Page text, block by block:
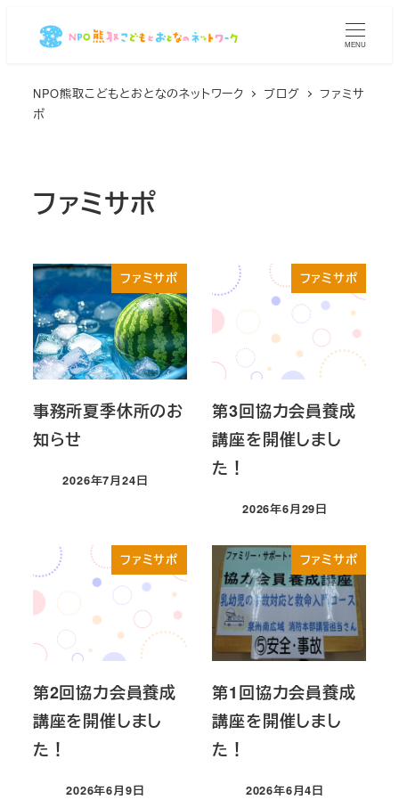
MENU
NPO熊取こどもとおとなのネットワーク ブログ
ファミサ
ポ
ファミサポ
ファミサポ
事務所夏季休所のお
知らせ
投稿日
2026年7月24日
ファミサポ
第3回協力会員養成
講座を開催しまし
た！
投稿日
2026年6月29日
ファミサポ
第2回協力会員養成
講座を開催しまし
た！
投稿日
2026年6月9日
ファミサポ
第1回協力会員養成
講座を開催しまし
た！
投稿日
2026年6月4日